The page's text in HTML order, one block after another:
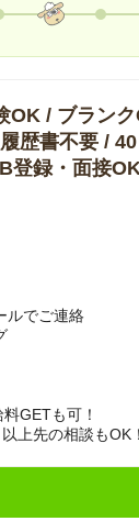
OK / ブラン
歴書不要 /
登録・面接OK
ルでご連絡
GETも可！
上先の相談もOK！